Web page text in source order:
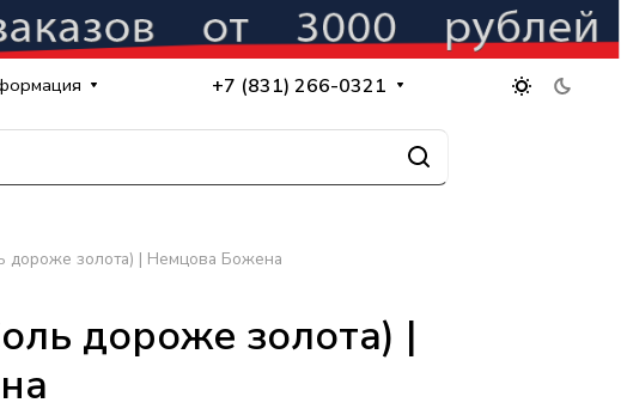
+7 (831) 266-0321
дороже золота) | Немцова Божена
дороже золота) |